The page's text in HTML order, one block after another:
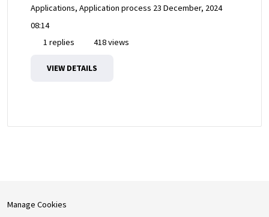
Applications, Application process 23 December, 2024
08:14
1 replies
418 views
VIEW DETAILS
Manage Cookies